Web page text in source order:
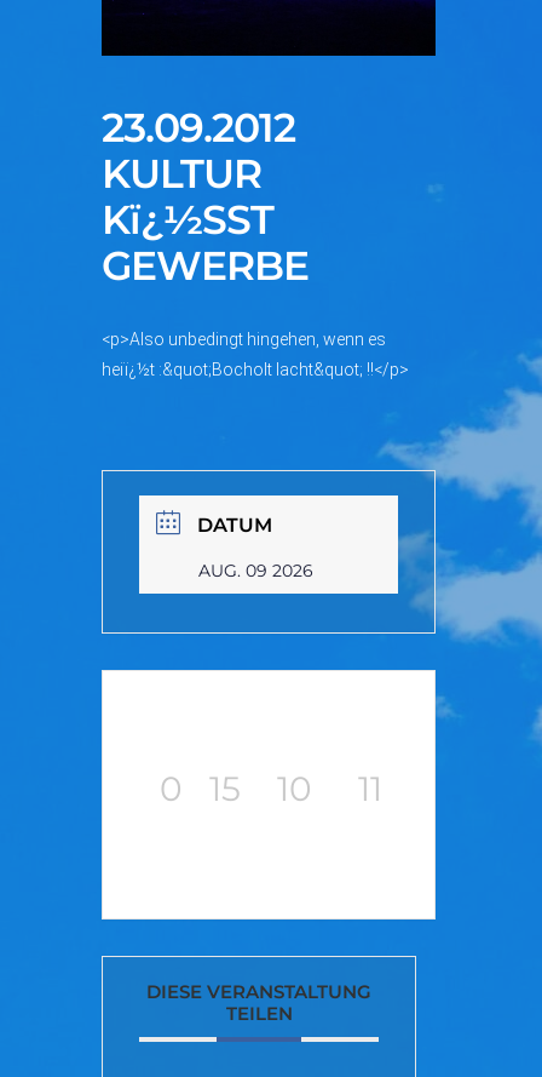
23.09.2012
KULTUR
Kï¿½SST
GEWERBE
<p>Also unbedingt hingehen, wenn es
heiï¿½t :&quot;Bocholt lacht&quot; !!</p>
DATUM
AUG. 09 2026
0 15 10 11
DIESE VERANSTALTUNG
TEILEN